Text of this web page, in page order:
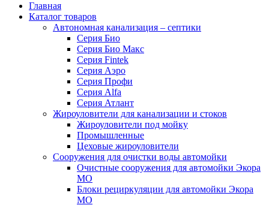
Главная
Каталог товаров
Автономная канализация – септики
Серия Био
Серия Био Макс
Серия Fintek
Серия Аэро
Серия Профи
Серия Alfa
Серия Атлант
Жироуловители для канализации и стоков
Жироуловители под мойку
Промышленные
Цеховые жироуловители
Сооружения для очистки воды автомойки
Очистные сооружения для автомойки Экора
МО
Блоки рециркуляции для автомойки Экора
МО